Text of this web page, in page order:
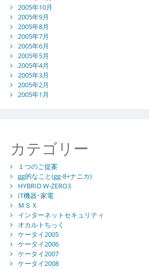
2005年10月
2005年9月
2005年8月
2005年7月
2005年6月
2005年5月
2005年4月
2005年3月
2005年2月
2005年1月
カテゴリー
１つのご提案
gg的なこと(gg-8+ナニカ)
HYBRID W-ZERO3
IT機器･家電
ＭＳＸ
インターネットセキュリティ
オカルトちっく
ケータイ2005
ケータイ2006
ケータイ2007
ケータイ2008